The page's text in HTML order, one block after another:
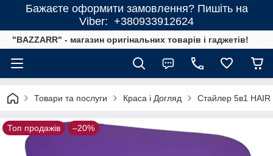
Бажаєте оформити замовлення? Пишіть на
Viber: +380933912624
"BAZZARR" - магазин оригінальних товарів і гаджетів!
Товари та послуги Краса і Догляд Стайлер 5в1
Топ продажів –20%